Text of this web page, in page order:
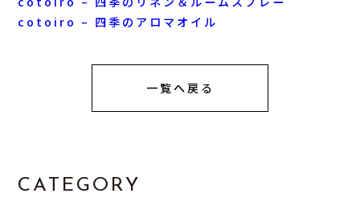
cotoiro – 四季のアロマオイル
一覧へ戻る
CATEGORY